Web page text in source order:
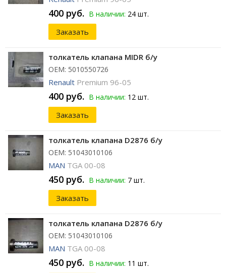
400 руб. В наличии: 24 шт.
Заказать
толкатель клапана MIDR б/у
ОЕМ: 5010550726
Renault Premium 96-05
400 руб. В наличии: 12 шт.
Заказать
толкатель клапана D2876 б/у
ОЕМ: 51043010106
MAN TGA 00-08
450 руб. В наличии: 7 шт.
Заказать
толкатель клапана D2876 б/у
ОЕМ: 51043010106
MAN TGA 00-08
450 руб. В наличии: 11 шт.